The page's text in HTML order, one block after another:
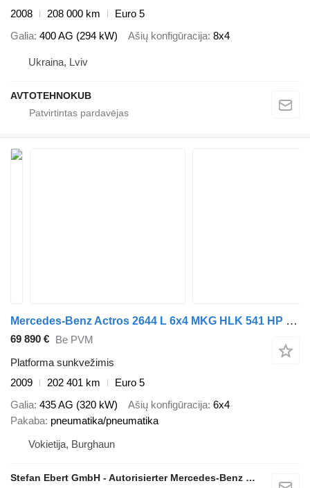
2008
208 000 km
Euro 5
Galia 400 AG (294 kW) Ašių konfigūracija 8x4
Ukraina, Lviv
AVTOTEHNOKUB
Mercedes-Benz Actros 2644 L 6x4 MKG HLK 541 HP Funk Spitze
69 890 € Be PVM
Platforma sunkvežimis
2009
202 401 km
Euro 5
Galia 435 AG (320 kW) Ašių konfigūracija 6x4
Pakaba pneumatika/pneumatika
Vokietija, Burghaun
Stefan Ebert GmbH - Autorisierter Mercedes-Benz Servicepartner